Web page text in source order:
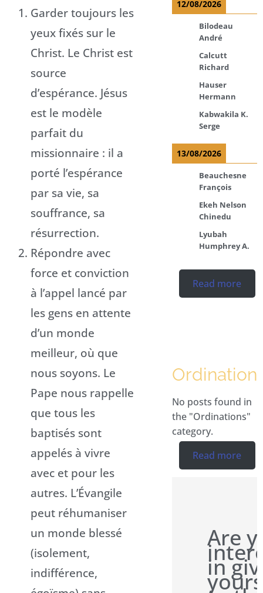
Garder toujours les
yeux fixés sur le
Christ. Le Christ est
source
d’espérance. Jésus
est le modèle
parfait du
missionnaire : il a
porté l’espérance
par sa vie, sa
souffrance, sa
résurrection.
Répondre avec
force et conviction
à l’appel lancé par
les gens en attente
d’un monde
meilleur, où que
nous soyons. Le
Pape nous rappelle
que tous les
baptisés sont
appelés à vivre
avec et pour les
autres. L’Évangile
peut réhumaniser
un monde blessé
(isolement,
indifférence,
12/08/2026
Bilodeau
André
Calcutt
Richard
Hauser
Hermann
Kabwakila K.
Serge
13/08/2026
Beauchesne
François
Ekeh Nelson
Chinedu
Lyubah
Humphrey A.
Read more
No posts found in
the "Ordinations"
category.
Read more
Are
in